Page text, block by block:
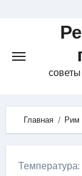
Главная Рим
Температура: